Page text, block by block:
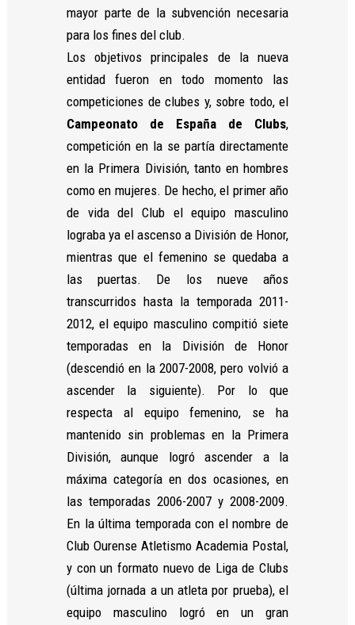
mayor parte de la subvención necesaria
para los fines del club.
Los objetivos principales de la nueva
entidad fueron en todo momento las
competiciones de clubes y, sobre todo, el
Campeonato de España de Clubs,
competición en la se partía directamente
en la Primera División, tanto en hombres
como en mujeres. De hecho, el primer año
de vida del Club el equipo masculino
lograba ya el ascenso a División de Honor,
mientras que el femenino se quedaba a
las puertas. De los nueve años
transcurridos hasta la temporada 2011-
2012, el equipo masculino compitió siete
temporadas en la División de Honor
(descendió en la 2007-2008, pero volvió a
ascender la siguiente). Por lo que
respecta al equipo femenino, se ha
mantenido sin problemas en la Primera
División, aunque logró ascender a la
máxima categoría en dos ocasiones, en
las temporadas 2006-2007 y 2008-2009.
En la última temporada con el nombre de
Club Ourense Atletismo Academia Postal,
y con un formato nuevo de Liga de Clubs
(última jornada a un atleta por prueba), el
equipo masculino logró en un gran
y estructura
de la web, en
base a cómo
se usa la
Experiencia
Para que
nuestra web
funcione lo
mejor posible
durante tu
visita. Si
rechaza estas
cookies,
funcionalidades
desaparecerán
de la web.